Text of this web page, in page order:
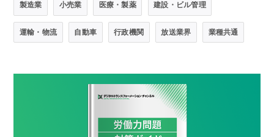
製造業 小売業 医療・製薬 建設・ビル管理
運輸・物流 自動車 行政機関 放送業界 業種共通